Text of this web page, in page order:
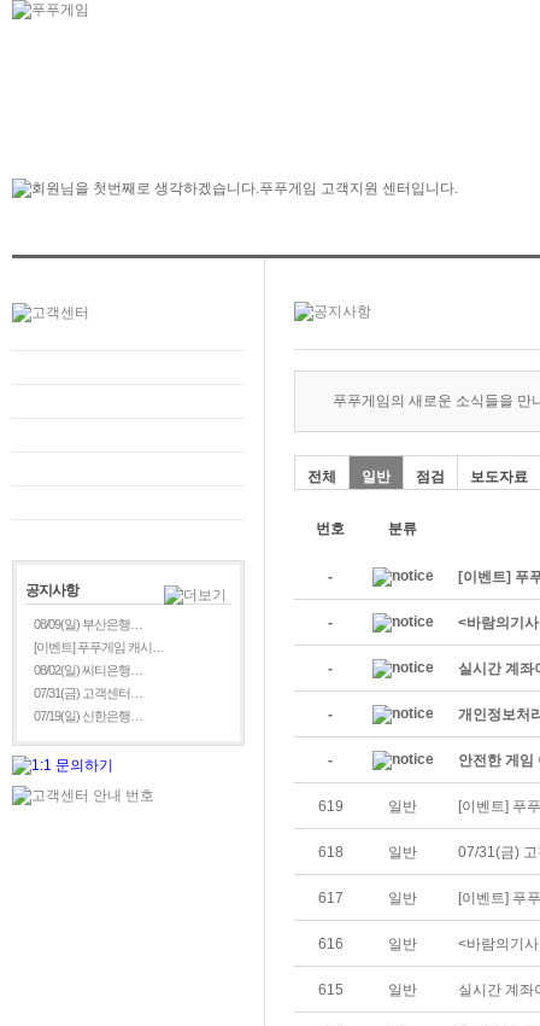
공지사항
08/09(일) 부산은행…
[이벤트] 푸푸게임 캐시…
08/02(일) 씨티은행…
07/31(금) 고객센터…
07/19(일) 신한은행…
푸푸게임의 새로운 소식들을 만
전체 일반 점검 보도자료
번호 분류
- [이벤트] 푸
- <바람의기
- 실시간 계좌
- 개인정보처
- 안전한 게임
619 일반 [이벤트] 푸
618 일반 07/31(금)
617 일반 [이벤트] 푸
616 일반 <바람의기
615 일반 실시간 계좌